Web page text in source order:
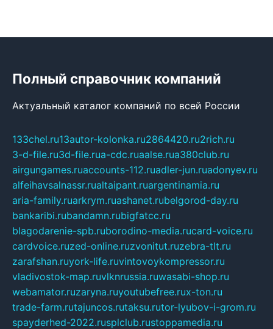
Полный справочник компаний
Актуальный каталог компаний по всей России
133chel.ru13autor-kolonka.ru2864420.ru2rich.ru
3-d-file.ru3d-file.rua-cdc.ruaalse.rua380club.ru
airgungames.ruaccounts-112.ruadler-jun.ruadonyev.ru
alfeihavsalnassr.rualtaipant.ruargentinamia.ru
aria-family.ruarkrym.ruashanet.rubelgorod-day.ru
bankaribi.rubandamn.rubigfatcc.ru
blagodarenie-spb.ruborodino-media.rucard-voice.ru
cardvoice.ruzed-online.ruzvonitut.ruzebra-tlt.ru
zarafshan.ruyork-life.ruvintovoykompressor.ru
vladivostok-map.ruvlknrussia.ruwasabi-shop.ru
webamator.ruzaryna.ruyoutubefree.rux-ton.ru
trade-farm.rutajuncos.rutaksu.rutor-lyubov-i-grom.ru
spayderhed-2022.rusplclub.rustoppamedia.ru